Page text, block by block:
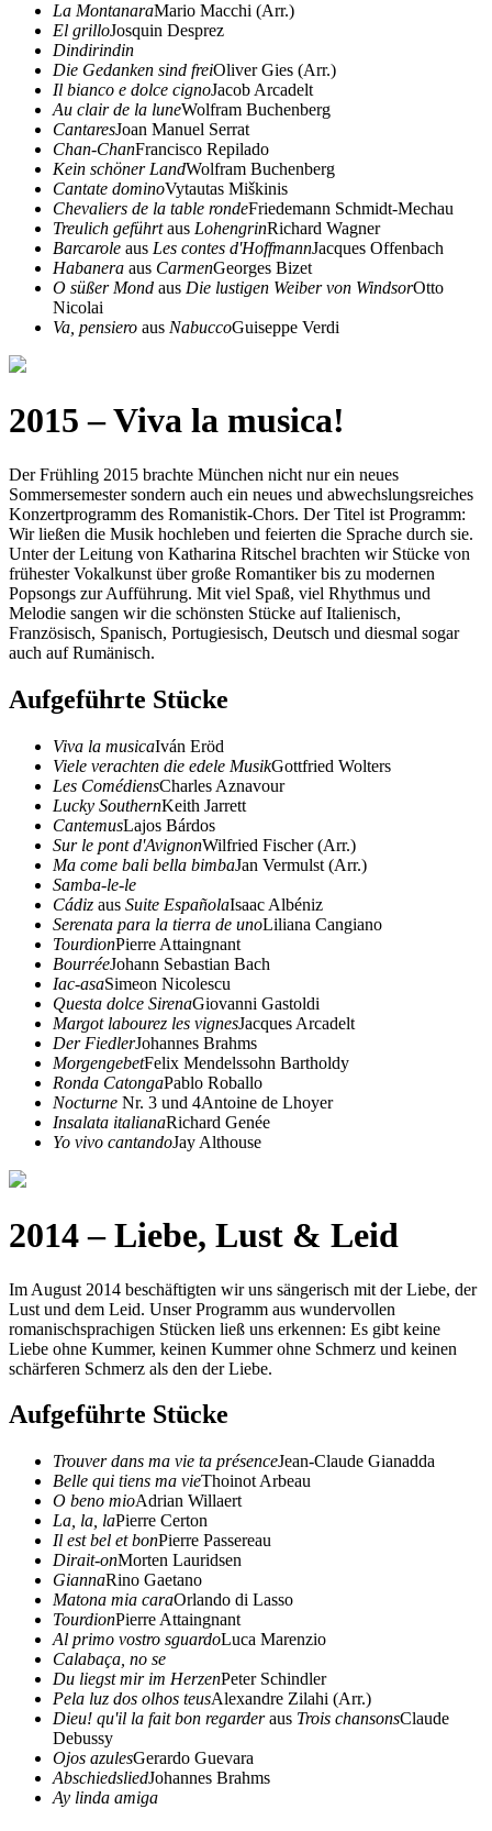
La MontanaraMario Macchi (Arr.)
El grilloJosquin Desprez
Dindirindin
Die Gedanken sind freiOliver Gies (Arr.)
Il bianco e dolce cignoJacob Arcadelt
Au clair de la luneWolfram Buchenberg
CantaresJoan Manuel Serrat
Chan-ChanFrancisco Repilado
Kein schöner LandWolfram Buchenberg
Cantate dominoVytautas Miškinis
Chevaliers de la table rondeFriedemann Schmidt-Mechau
Treulich geführtaus LohengrinRichard Wagner
Barcarole aus Les contes d'HoffmannJacques Offenbach
Habanera aus CarmenGeorges Bizet
O süßer Mond aus Die lustigen Weiber von WindsorOtto
Nicolai
Va, pensiero aus NabuccoGuiseppe Verdi
2015 – Viva la musica!
Der Frühling 2015 brachte München nicht nur ein neues
Sommersemester sondern auch ein neues und abwechslungsreiches
Konzertprogramm des Romanistik-Chors. Der Titel ist Programm:
Wir ließen die Musik hochleben und feierten die Sprache durch sie.
Unter der Leitung von Katharina Ritschel brachten wir Stücke von
frühester Vokalkunst über große Romantiker bis zu modernen
Popsongs zur Aufführung. Mit viel Spaß, viel Rhythmus und
Melodie sangen wir die schönsten Stücke auf Italienisch,
Französisch, Spanisch, Portugiesisch, Deutsch und diesmal sogar
auch auf Rumänisch.
Aufgeführte Stücke
Viva la musicaIván Eröd
Viele verachten die edele MusikGottfried Wolters
Les ComédiensCharles Aznavour
Lucky SouthernKeith Jarrett
CantemusLajos Bárdos
Sur le pont d'AvignonWilfried Fischer (Arr.)
Ma come bali bella bimbaJan Vermulst (Arr.)
Samba-le-le
Cádiz aus Suite EspañolaIsaac Albéniz
Serenata para la tierra de unoLiliana Cangiano
TourdionPierre Attaingnant
BourréeJohann Sebastian Bach
Iac-asaSimeon Nicolescu
Questa dolce SirenaGiovanni Gastoldi
Margot labourez les vignesJacques Arcadelt
Der FiedlerJohannes Brahms
MorgengebetFelix Mendelssohn Bartholdy
Ronda CatongaPablo Roballo
Nocturne Nr. 3 und 4Antoine de Lhoyer
Insalata italianaRichard Genée
Yo vivo cantandoJay Althouse
2014 – Liebe, Lust & Leid
Im August 2014 beschäftigten wir uns sängerisch mit der Liebe, der
Lust und dem Leid. Unser Programm aus wundervollen
romanischsprachigen Stücken ließ uns erkennen: Es gibt keine
Liebe ohne Kummer, keinen Kummer ohne Schmerz und keinen
schärferen Schmerz als den der Liebe.
Aufgeführte Stücke
Trouver dans ma vie ta présenceJean-Claude Gianadda
Belle qui tiens ma vieThoinot Arbeau
O beno mioAdrian Willaert
La, la, laPierre Certon
Il est bel et bonPierre Passereau
Dirait-onMorten Lauridsen
GiannaRino Gaetano
Matona mia caraOrlando di Lasso
TourdionPierre Attaingnant
Al primo vostro sguardoLuca Marenzio
Calabaça, no se
Du liegst mir im HerzenPeter Schindler
Pela luz dos olhos teusAlexandre Zilahi (Arr.)
Dieu! qu'il la fait bon regarderaus Trois chansonsClaude
Debussy
Ojos azulesGerardo Guevara
AbschiedsliedJohannes Brahms
Ay linda amiga